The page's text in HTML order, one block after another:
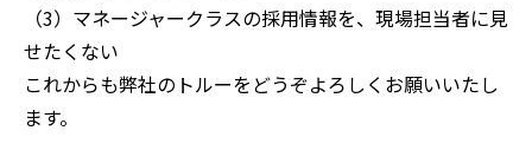
（3）マネージャークラスの採用情報を、現場担当者に見
せたくない
これからも弊社のトルーをどうぞよろしくお願いいたし
ます。